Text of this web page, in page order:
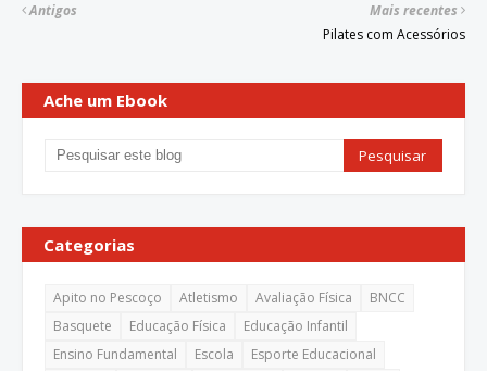
Mais recentes
Pilates com Acessórios
Antigos
Ache um Ebook
Categorias
Apito no Pescoço Atletismo Avaliação Física
BNCC
Basquete
Educação Física
Educação Infantil
Ensino Fundamental
Escola
Esporte Educacional